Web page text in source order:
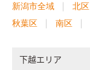
新潟市全域 北区
秋葉区
南区
下越エリア